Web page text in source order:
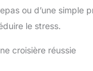
ou d’une simple
le stress.
croisière réussie